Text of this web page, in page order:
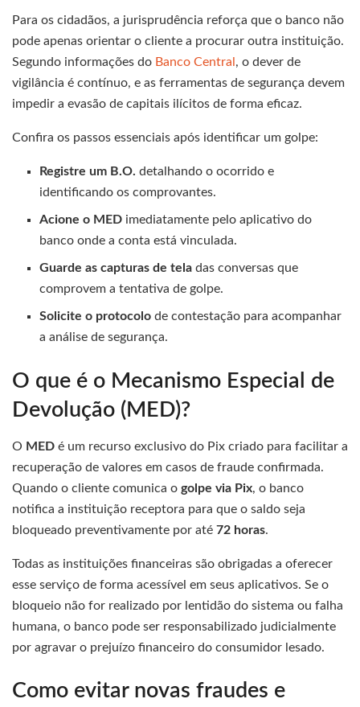
Para os cidadãos, a jurisprudência reforça que o banco não
pode apenas orientar o cliente a procurar outra instituição.
Segundo informações do Banco Central , o dever de
vigilância é contínuo, e as ferramentas de segurança devem
impedir a evasão de capitais ilícitos de forma eficaz.
Confira os passos essenciais após identificar um golpe:
Registre um B.O. detalhando o ocorrido e
identificando os comprovantes.
Acione o MED imediatamente pelo aplicativo do
banco onde a conta está vinculada.
Guarde as capturas de tela das conversas que
comprovem a tentativa de golpe.
Solicite o protocolo de contestação para acompanhar
a análise de segurança.
O que é o Mecanismo Especial de
Devolução (MED)?
O MED é um recurso exclusivo do Pix criado para facilitar a
recuperação de valores em casos de fraude confirmada.
Quando o cliente comunica o golpe via Pix, o banco
notifica a instituição receptora para que o saldo seja
bloqueado preventivamente por até 72 horas.
Todas as instituições financeiras são obrigadas a oferecer
esse serviço de forma acessível em seus aplicativos. Se o
bloqueio não for realizado por lentidão do sistema ou falha
humana, o banco pode ser responsabilizado judicialmente
por agravar o prejuízo financeiro do consumidor lesado.
Como evitar novas fraudes e